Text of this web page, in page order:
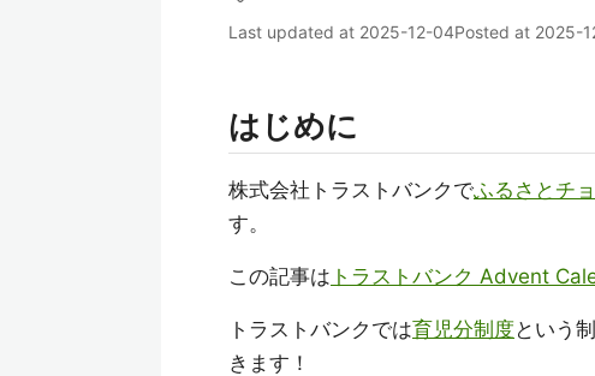
Last updated at 2025-12-04Posted at 2025-
はじめに
株式会社トラストバンクでふるさとチ
す。
この記事は トラストバンク Advent
トラストバンクでは育児分制度という
きます！